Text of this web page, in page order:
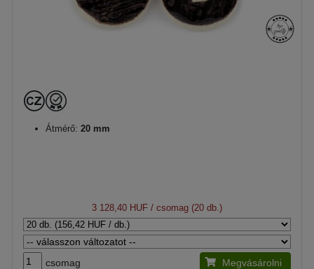
Átmérő: 20 mm
3 128,40 HUF / csomag (20 db.)
csomag Megvásárolni